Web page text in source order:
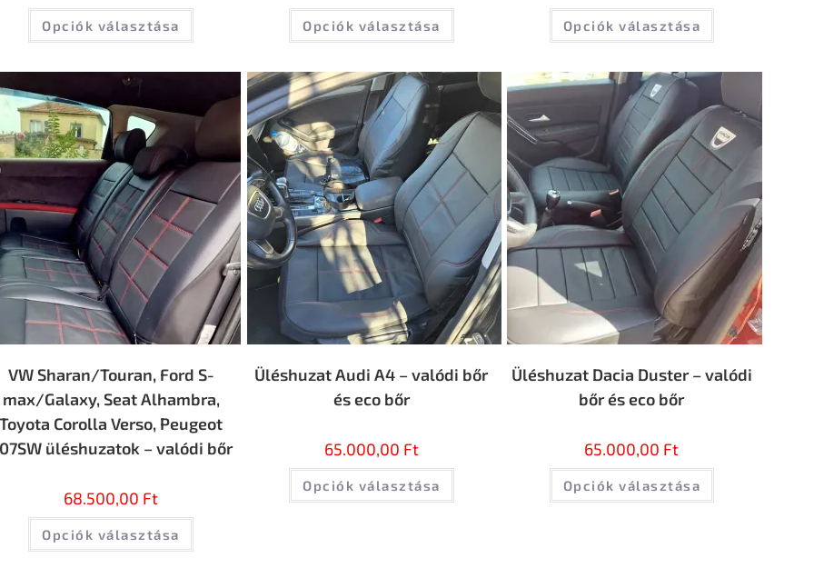
Opciók választása Opciók választása Opciók választása
VW Sharan/Touran, Ford S-
max/Galaxy, Seat Alhambra,
Toyota Corolla Verso, Peugeot
üléshuzatok – valódi bőr
68.500,00 Ft
Opciók választása
Üléshuzat Audi A4 – valódi bőr
és eco bőr
65.000,00 Ft
Opciók választása
Üléshuzat Dacia Duster – valódi
bőr és eco bőr
65.000,00 Ft
Opciók választása